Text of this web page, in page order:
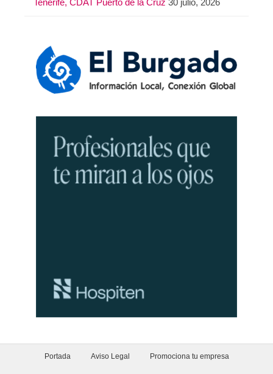
Tenerife, CDAT Puerto de la Cruz 30 julio, 2026
Portada Aviso Legal Promociona tu empresa